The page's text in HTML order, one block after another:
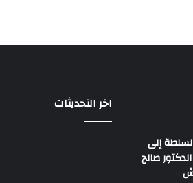
إلى
صالح
اخر التحديثات